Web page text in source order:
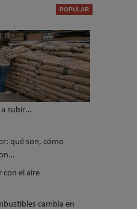
a subir…
qué son, cómo
con el aire
cambia en